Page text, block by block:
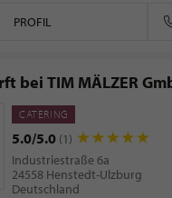
PROFIL
bei TIM MÄLZER
CATERING
5.0/5.0 (1)
Industriestraße 6a
24558 Henstedt-Ulzburg
Deutschland